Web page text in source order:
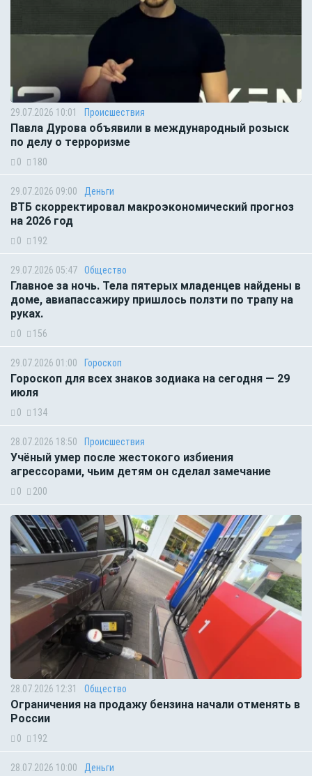
29.07.2026 10:01 Происшествия
Павла Дурова объявили в международный розыск
по делу о терроризме
0 180
29.07.2026 09:00 Деньги
ВТБ скорректировал макроэкономический прогноз
на 2026 год
0 192
29.07.2026 05:47 Общество
Главное за ночь. Тела пятерых младенцев найдены в
доме, авиапассажиру пришлось ползти по трапу на
руках.
0 156
29.07.2026 01:00 Гороскоп
Гороскоп для всех знаков зодиака на сегодня — 29
июля
0 134
28.07.2026 18:50 Происшествия
Учёный умер после жестокого избиения
агрессорами, чьим детям он сделал замечание
0 200
28.07.2026 12:31 Общество
Ограничения на продажу бензина начали отменять в
России
0 192
28.07.2026 10:00 Деньги